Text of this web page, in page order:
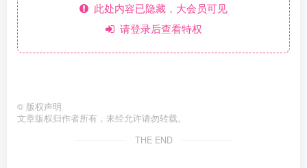
此处内容已隐藏，大会员可见
请登录后查看特权
© 版权声明
文章版权归作者所有，未经允许请勿转载。
THE END